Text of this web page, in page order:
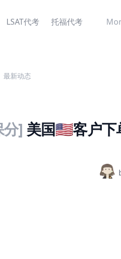
LSAT代考 托福代考
最新动态
] 美国🇺🇸客户